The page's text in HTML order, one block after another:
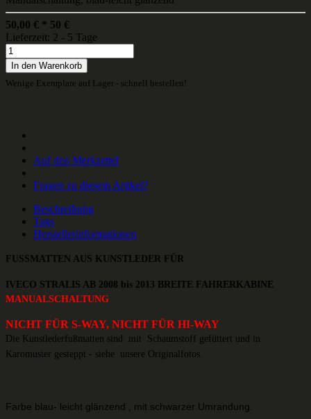
50,00 € * 50 €
Lieferzeit: 2 - 5 Tage
In den Warenkorb
Wenige Exemplare auf Lager - schnell bestellen!
Auf den Merkzettel
Fragen zu diesem Artikel?
Beschreibung
Tags
Herstellerinformationen
FUSSMATTEN AUS KUNSTLEDER FÜR
IVECO STRALIS AB 2008 bis 2013 BREITE FAHRERKABINE
MANUALSCHALTUNG
NICHT FÜR S-WAY, NICHT FÜR HI-WAY
Die Kunstlederfußmatten sind mit Schaumstoff gefüttert und in
Karomuster gesteppt - siehe unsere Originalfotos
Farbe blau- leicht glänzend , mit schwarzer Umrandung.